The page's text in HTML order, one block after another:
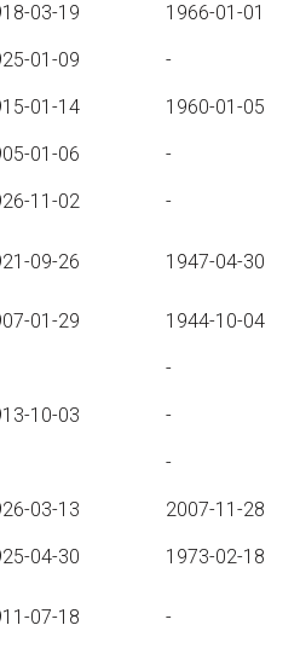
03-19 1966-01-01
01-09 -
01-14 1960-01-05
01-06 -
11-02
-
09-26 1947-04-30
01-29 1944-10-04
-
10-03 -
-
03-13 2007-11-28
04-30
1973-02-18
07-18 -